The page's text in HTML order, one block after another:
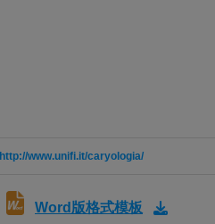
http://www.unifi.it/caryologia/
Word版格式模板